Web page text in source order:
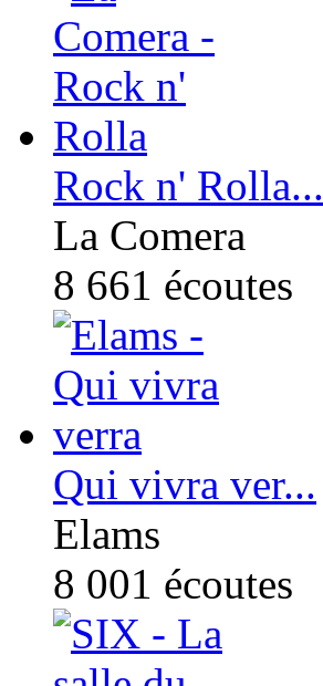
Rock n' Rolla...
La Comera
8 661 écoutes
Qui vivra ver...
Elams
8 001 écoutes